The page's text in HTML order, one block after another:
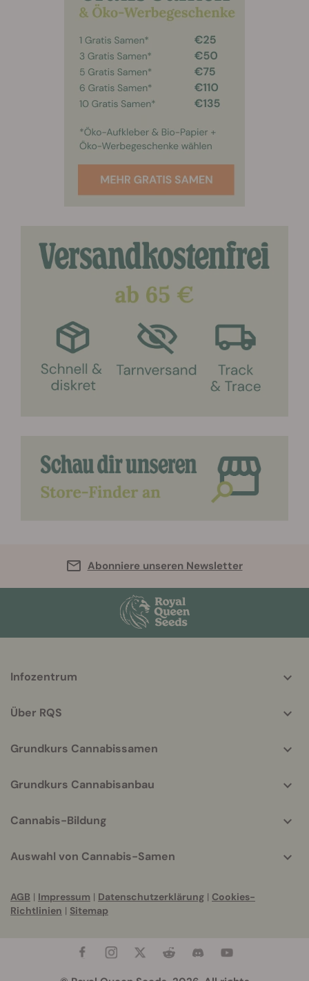
Abonniere unseren Newsletter
helpful
Infozentrum
Über RQS
Grundkurs Cannabissamen
Grundkurs Cannabisanbau
Cannabis-Bildung
Auswahl von Cannabis-Samen
AGB | Impressum | Datenschutzerklärung | Cookies-
Richtlinien | Sitemap